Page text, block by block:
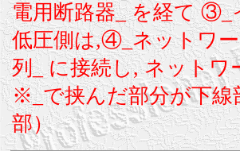
電用断路器_ を経て ③_
低圧側は,④_ネットワ
列_ に接続し, ネットワ
※_で挟んだ部分が下
部）